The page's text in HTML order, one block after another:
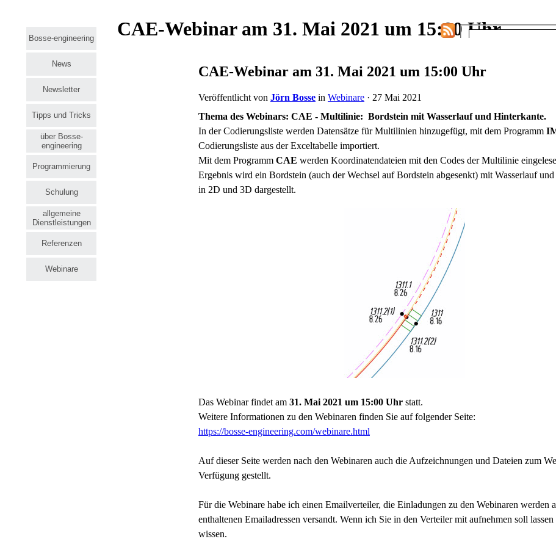
CAE-Webinar am 31. Mai 2021 um 15:00 Uhr
Bosse-engineering
News
Newsletter
Tipps und Tricks
über Bosse-
engineering
Programmierung
Schulung
allgemeine
Dienstleistungen
Referenzen
Webinare
CAE-Webinar am 31. Mai 2021 um 15:00 Uhr
Veröffentlicht von Jörn Bosse in Webinare · 27 Mai 2021
Thema des Webinars: CAE - Multilinie: Bordstein mit Wasserlauf und Hinterkante.
In der Codierungsliste werden Datensätze für Multilinien hinzugefügt, mit dem Programm
Codierungsliste aus der Exceltabelle importiert.
Mit dem Programm CAE werden Koordinatendateien mit den Codes der Multilinie
Ergebnis wird ein Bordstein (auch der Wechsel auf Bordstein abgesenkt) mit Wasserlauf
in 2D und 3D dargestellt.
Das Webinar findet am 31. Mai 2021 um 15:00 Uhr statt.
Weitere Informationen zu den Webinaren finden Sie auf folgender Seite:
https://bosse-engineering.com/webinare.html
Auf dieser Seite werden nach den Webinaren auch die Aufzeichnungen und Dateien zum
Verfügung gestellt.
Für die Webinare habe ich einen Emailverteiler, die Einladungen zu den Webinaren werden
enthaltenen Emailadressen versandt. Wenn ich Sie in den Verteiler mit aufnehmen soll lassen
wissen.